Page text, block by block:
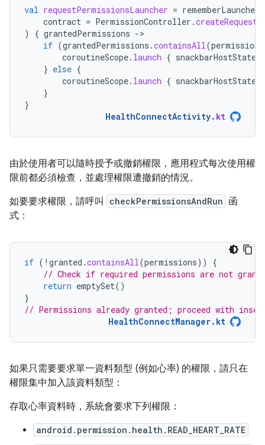
val requestPermissionsLauncher =
contract = PermissionController .
)
{ grantedPermissions -
if (grantedPermissions .containsAll(permissions
coroutineScope. launch { snackbarHostState
} else {
coroutineScope. launch { snackbarHostState
}
}
HealthConnectActivity. kt
由於使用者可以隨時授予或撤銷權限，應用程式每次使用權
限前都必須檢查，並處理權限遭撤銷的情況。
如要要求權限，請呼叫
checkPermissionsAndRun 函
式：
if ( ! granted .containsAll(permissions))
{
// Check if required permissions are not
return emptySet()
}
// Permissions already granted; proceed with
HealthConnectManager.kt
如果只需要要求單一資料類型 (例如心率) 的權限，請只在
權限集中加入該資料類型：
存取心率資料時，系統會要求下列權限：
android.permission.health.READ_HEART_RATE